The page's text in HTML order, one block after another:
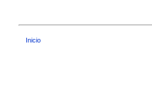
Inicio